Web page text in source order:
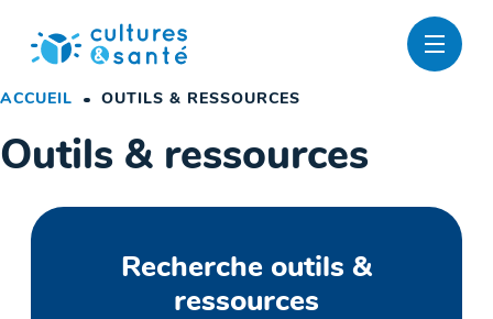
contenu
ACCUEIL OUTILS & RESSOURCES
Outils & ressources
Recherche outils &
ressources